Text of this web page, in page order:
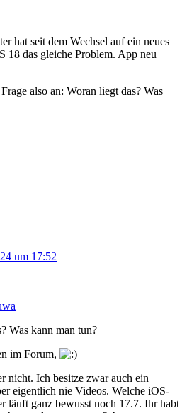
hat seit dem Wechsel auf ein neues
18 das gleiche Problem. App neu
also an: Woran liegt das? Was
um 17:52
Was kann man tun?
im Forum,
nicht. Ich besitze zwar auch ein
eigentlich nie Videos. Welche iOS-
läuft ganz bewusst noch 17.7. Ihr habt